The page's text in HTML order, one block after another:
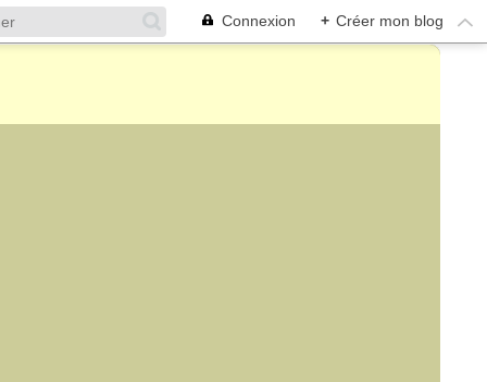
Connexion + Créer mon blog